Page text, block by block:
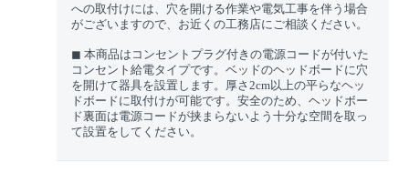
への取付けには、穴を開ける作業や電気工事を伴う場合
がございますので、お近くの工務店にご相談ください。
◼︎ 本商品はコンセントプラグ付きの電源コードが付いた
コンセント給電タイプです。ベッドのヘッドボードに穴
を開けて器具を設置します。厚さ2cm以上の平らなヘッ
ドボードに取付けが可能です。安全のため、ヘッドボー
ド裏面は電源コードが挟まらないよう十分な空間を取っ
て設置をしてください。